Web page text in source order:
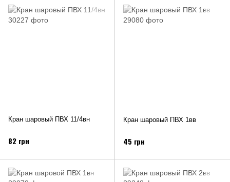
Кран шаровый ПВХ 11/4вн
82 грн
Кран шаровый ПВХ 1вв
45 грн